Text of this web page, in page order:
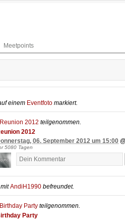
Meetpoints
einem Eventfoto markiert.
Reunion 2012 teilgenommen.
2012
06. September 2012 um 15:00
5080 Tagen
AndiH1990 befreundet.
Birthday Party teilgenommen.
Party